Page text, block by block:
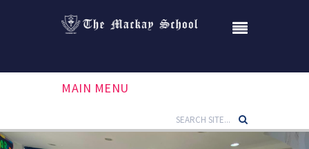
MAIN MENU